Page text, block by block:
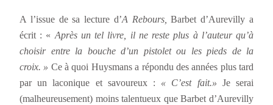
A l’issue de sa lecture d’A Rebours,Barbet d’Aurevilly a
écrit : « Après un tel livre, il ne reste plus à l’auteur qu’à
choisir entre la bouche d’un pistolet ou les pieds de la
croix. » Ce à quoi Huysmans a répondu des années plus tard
par un laconique et savoureux : « C’est fait.» Je serai
(malheureusement) moins talentueux que Barbet d’Aurevilly